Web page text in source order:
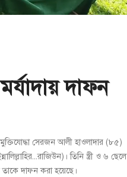
দাফন
সেরজন আলী হাওলাদার (৮৫)
তিনি স্ত্রী ও ৬ ছেলে
তাকে দাফন করা হয়েছে।